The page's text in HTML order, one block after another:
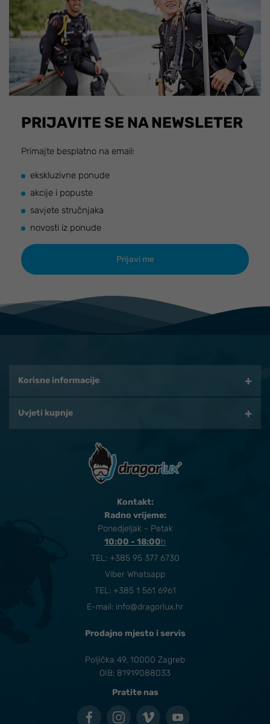
PRIJAVITE SE NA NEWSLETER
Primajte besplatno na email:
ekskluzivne ponude
akcije i popuste
savjete stručnjaka
novosti iz ponude
Korisne informacije
Uvjeti kupnje
Kontakt:
Radno vrijeme:
Ponedjeljak - Petak
10:00 - 18:00​h
TEL: +385 95 377 6730
Viber Whatsapp
TEL: +385 1 561 6961
E-mail: info@dragorlux.hr
Prodajno mjesto i servis
Poljička 49, 10000 Zagreb
OIB: 81919088033
Pratite nas